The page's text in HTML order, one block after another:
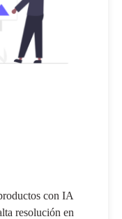
con IA
resolución en